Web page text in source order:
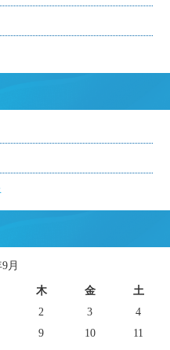
月
木 金
土
2 3
4
9 10
11